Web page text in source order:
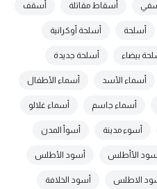
أسقاط مقاتلة أسقف
أسلحة أسلحة أوكرانية
بيضاء أسلحة جديدة
أسماء الأسد أسماء الأطفال
أسماء جاسم أسماء غلالو
أسوء مدينة أسوأ المدن
أسود الأأطلس أسود الأطلس
الاطلس أسود الخلافة